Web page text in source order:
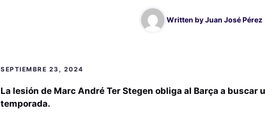
Written byJuan José Pérez
SEPTIEMBRE 23, 2024
La lesión de Marc André Ter Stegen obliga al Barça a buscar
temporada.